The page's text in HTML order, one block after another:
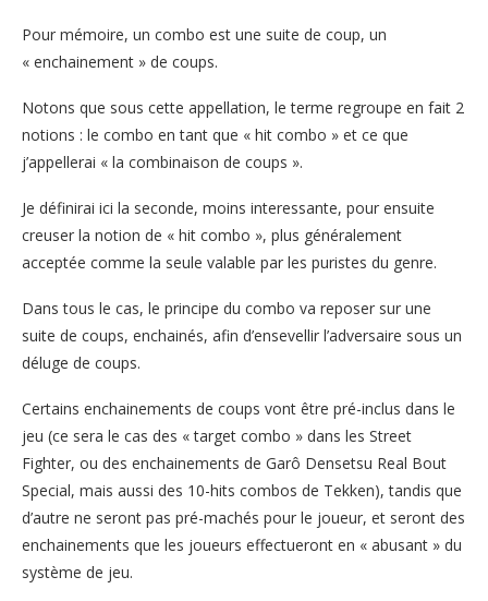
Pour mémoire, un combo est une suite de coup, un
« enchainement » de coups.
Notons que sous cette appellation, le terme regroupe en fait 2
notions : le combo en tant que « hit combo » et ce que
j’appellerai « la combinaison de coups ».
Je définirai ici la seconde, moins interessante, pour ensuite
creuser la notion de « hit combo », plus généralement
acceptée comme la seule valable par les puristes du genre.
Dans tous le cas, le principe du combo va reposer sur une
suite de coups, enchainés, afin d’ensevellir l’adversaire sous un
déluge de coups.
Certains enchainements de coups vont être pré-inclus dans le
jeu (ce sera le cas des « target combo » dans les Street
Fighter, ou des enchainements de Garô Densetsu Real Bout
Special, mais aussi des 10-hits combos de Tekken), tandis que
d’autre ne seront pas pré-machés pour le joueur, et seront des
enchainements que les joueurs effectueront en « abusant » du
système de jeu.